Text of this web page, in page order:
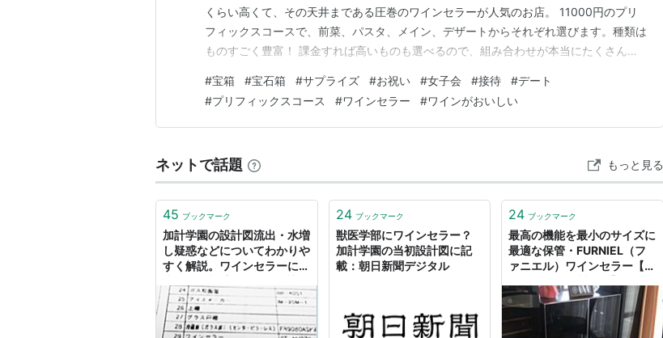
くらい高くて、その天井まである圧巻のワインセラーが人気のお店。 11000円のプリ
フィックスコースで、前菜、パスタ、メイン、デザートからそれぞれ選びます。種類は
ものすごく豊富！ 課金すれば高いものも選べるので、組み合わせが本当にたくさんあ
ね。 前菜はトマトとイチゴとブッラータチーズのカプレーゼ。 パスタはカルボナーラ
にしました。 卵黄がとても濃厚で、贅沢なパン…
#宝箱 #宝石箱 #サプライズ #お祝い #女子会 #接待 #デート
#プリフィックスコース #ワインセラー #ワインがおいしい
ネットで話題 もっと見る
45 ブックマーク
加計学園の設計図流出・水増
し疑惑などについてわかりや
すく解説。ワインセラーに矮
の衝撃発言。 - 桜咲き誇れ
24 ブックマーク
獣医学部にワインセラー？
加計学園の当初設計図に記
載：朝日新聞デジタル
24 ブックマーク
最高の機能を最小のサイズに
最適な保管・FURNIEL（フ
ァニエル）ワインセラー【ワ
夫婦smile・グルメ旅行記